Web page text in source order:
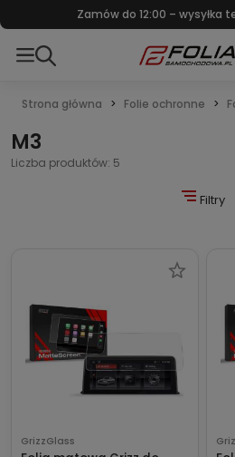
Zamów do 12:00 – wysyłka
Strona główna Folie ochronne
M3
Liczba produktów: 5
Filtry
GrizzGlass